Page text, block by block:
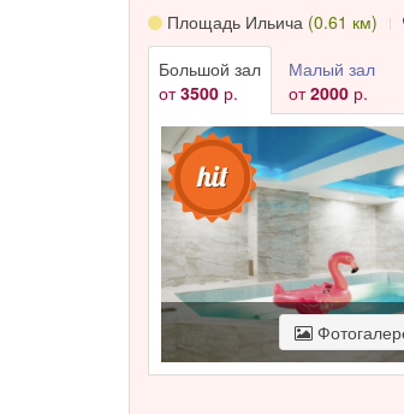
прекрасных клиенток.
Площадь Ильича (0.61 км)
Большой зал
от3500 р.
Малый зал
от2000 р.